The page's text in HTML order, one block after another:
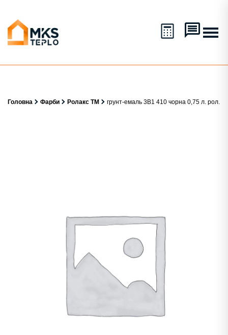
Головна Фарби Ролакс ТМ грунт-емаль 3В1 410 чорна 0,75 л. рол.